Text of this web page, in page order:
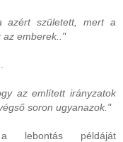
azért született, mert a
az emberek.."
az említett irányzatok
soron ugyanazok."
lebontás példáját